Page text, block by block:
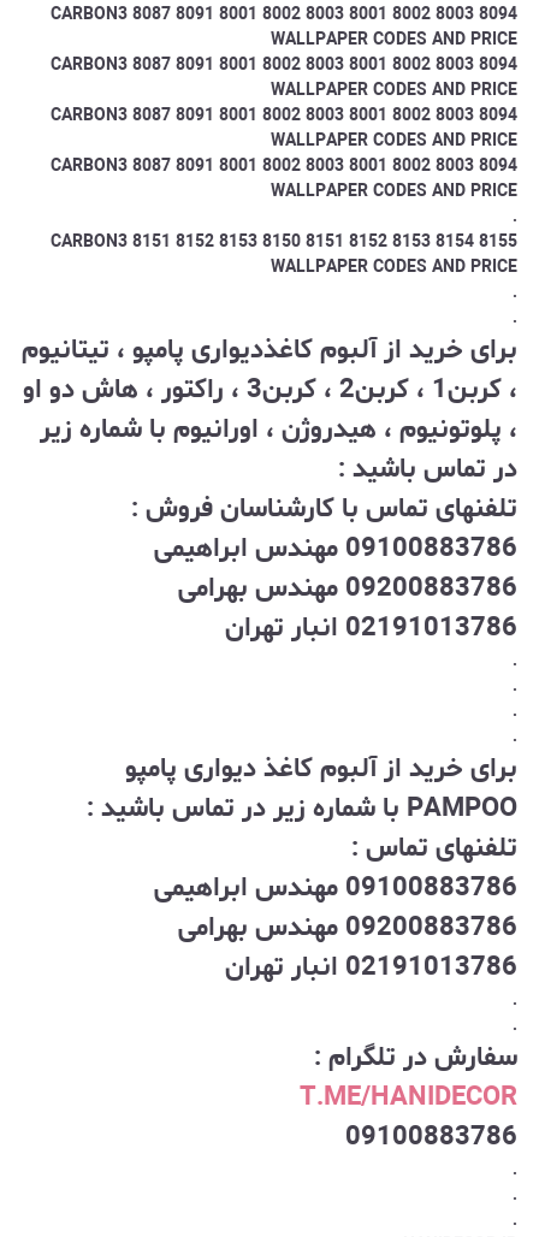
8094 8003 8002 8001 8003 8002 8001 8091 8087 CARBON3
WALLPAPER CODES AND PRICE
8094 8003 8002 8001 8003 8002 8001 8091 8087 CARBON3
WALLPAPER CODES AND PRICE
8094 8003 8002 8001 8003 8002 8001 8091 8087 CARBON3
WALLPAPER CODES AND PRICE
8094 8003 8002 8001 8003 8002 8001 8091 8087 CARBON3
WALLPAPER CODES AND PRICE
.
8155 8154 8153 8152 8151 8150 8153 8152 8151 CARBON3
WALLPAPER CODES AND PRICE
.
.
برای خرید از آلبوم کاغذدیواری پامپو ، تیتانیوم
، کربن1 ، کربن2 ، کربن3 ، راکتور ، هاش دو او
، پلوتونیوم ، هیدروژن ، اورانیوم با شماره زیر
در تماس باشید :
تلفنهای تماس با کارشناسان فروش :
09100883786 مهندس ابراهیمی
09200883786 مهندس بهرامی
02191013786 انبار تهران
.
.
.
.
برای خرید از آلبوم کاغذ دیواری پامپو
PAMPOO با شماره زیر در تماس باشید :
تلفنهای تماس :
09100883786 مهندس ابراهیمی
09200883786 مهندس بهرامی
02191013786 انبار تهران
.
.
سفارش در تلگرام :
T.ME/HANIDECOR
09100883786
.
.
.